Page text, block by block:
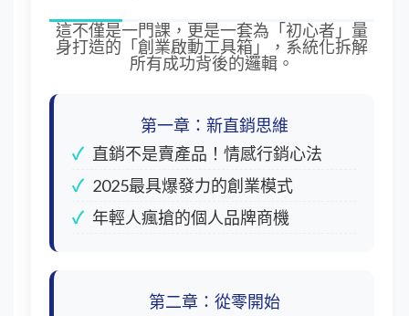
這不僅是一門課，更是一套為「初心者」量
身打造的「創業啟動工具箱」，系統化拆解
所有成功背後的邏輯。
第一章：新直銷思維
直銷不是賣產品！情感行銷心法
2025最具爆發力的創業模式
年輕人瘋搶的個人品牌商機
第二章：從零開始